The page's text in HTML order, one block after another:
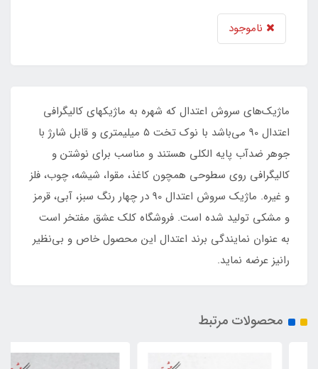
ناموجود
ماژیک‌های سروش اعتدال که شهره به ماژیکهای کالیگرافی
اعتدال 90 می‌باشد با نوک تخت ۵ میلیمتری و قابل شارژ با
جوهر ضدآب پایه الکلی هستند و مناسب برای نوشتن و
کالیگرافی روی سطوحی همچون کاغذ، مقوا، شیشه، چوب، فلز
و غیره. ماژیک سروش اعتدال 90 در چهار رنگ سبز، آبی،‌ قرمز
و مشکی تولید شده است. فروشگاه کلک عشق مفتخر است
به عنوان نمایندگی برند اعتدال این محصول خاص و بی‌نظیر
رانیز عرضه نماید.
محصولات مرتبط